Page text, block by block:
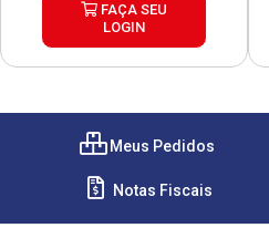
FAÇA SEU
LOGIN
Meus Pedidos
Notas Fiscais